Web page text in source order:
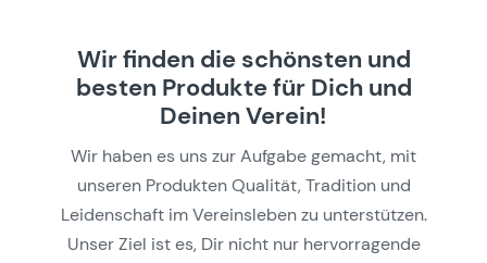
Wir finden die schönsten und
besten Produkte für Dich und
Deinen Verein!
Wir haben es uns zur Aufgabe gemacht, mit
unseren Produkten Qualität, Tradition und
Leidenschaft im Vereinsleben zu unterstützen.
Unser Ziel ist es, Dir nicht nur hervorragende